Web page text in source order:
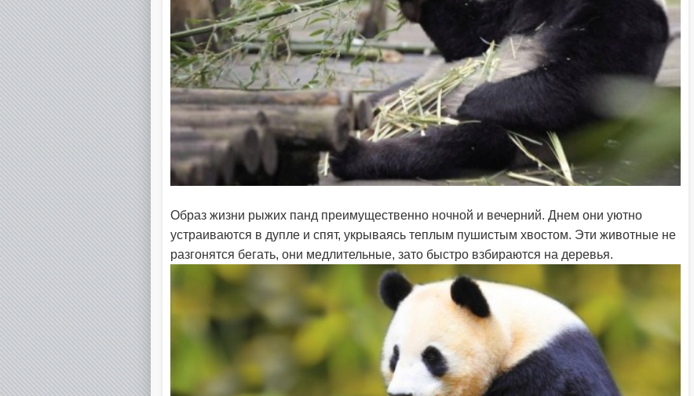
Образ жизни рыжих панд преимущественно ночной и вечерний. Днем они уютно
устраиваются в дупле и спят, укрываясь теплым пушистым хвостом. Эти животные не
разгонятся бегать, они медлительные, зато быстро взбираются на деревья.